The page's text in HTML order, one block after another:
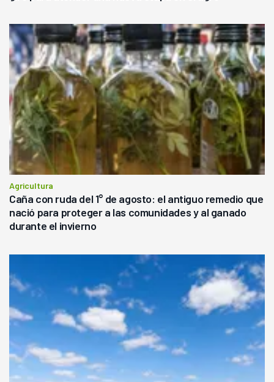
Agricultura
Caña con ruda del 1° de agosto: el antiguo remedio que
nació para proteger a las comunidades y al ganado
durante el invierno